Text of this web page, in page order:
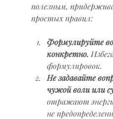
полезным,
простых правил:
Формулируйте
конкретно.
формулировок.
Не задавайте
чужой воли или
отражают
не